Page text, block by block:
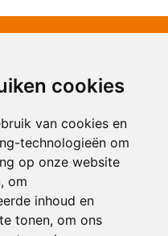
cookies
van cookies en
technologieën om
op onze website
om
inhoud en
tonen, om ons
We helpen u graag